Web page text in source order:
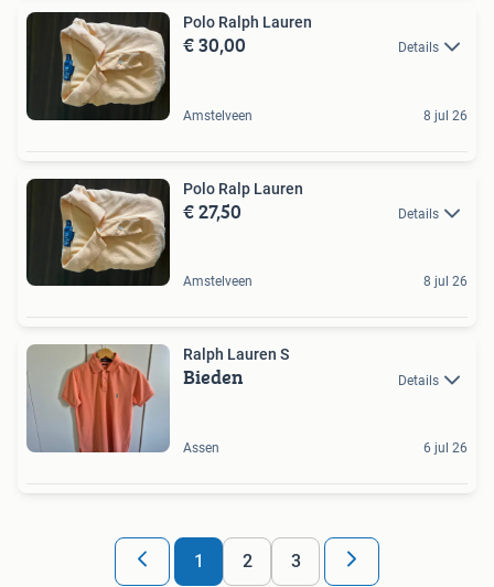
Polo Ralph Lauren
€ 30,00 Details
Amstelveen 8 jul 26
Polo Ralp Lauren
€ 27,50 Details
Amstelveen 8 jul 26
Ralph Lauren S
Bieden Details
Assen 6 jul 26
1 2 3